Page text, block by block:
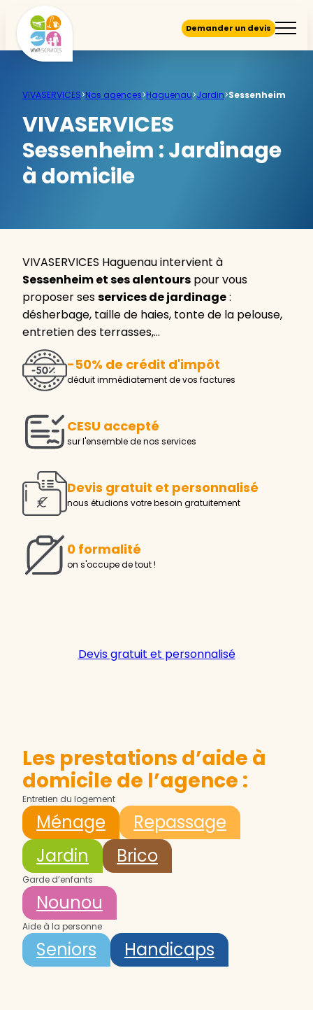
Demander un devis
VIVASERVICES>Nos agences>Haguenau>Jardin>Sessenheim
VIVASERVICES
Sessenheim :Jardinage
à domicile
VIVASERVICES Haguenau intervient à
Sessenheim et ses alentours pour vous
proposer sesservices de jardinage:
désherbage, taille de haies, tonte de la pelouse,
entretien des terrasses,…
-50% de crédit d'impôt
déduit immédiatement de vos factures
CESU accepté
sur l'ensemble de nos services
Devis gratuit et personnalisé
nous étudions votre besoin gratuitement
0 formalité
on s'occupe de tout !
Devis gratuit et personnalisé
Les prestations d’aide à
domicile de l’agence :
Entretien du logement
Ménage
Repassage
Jardin
Brico
Garde d’enfants
Nounou
Aide à la personne
Seniors Handicaps